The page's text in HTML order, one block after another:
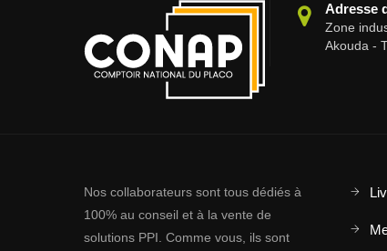
Adresse
Zone
Akouda -
Nos collaborateurs sont tous dédiés à
100% au conseil et à la vente de
solutions PPI. Comme vous, ils sont